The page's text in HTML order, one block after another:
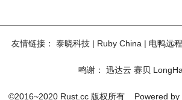
友情链接： 泰晓科技| Ruby China | 电鸭远
鸣谢： 迅达云 赛贝
©2016~2020 Rust.cc 版权所有 Powered by